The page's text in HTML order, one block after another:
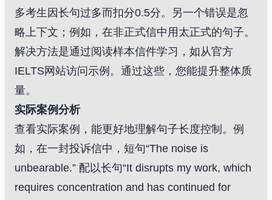
多考生因长句过多而扣分0.5分。另一个错误是忽
略上下文；例如，在非正式信中用太正式的句子。
解决方法是通过阅读样本信件学习，如从官方
IELTS网站访问示例 。通过这些，您能提升整体质
量。
实际案例分析
查看实际案例，能更好地理解句子长度控制。例
如，在一封投诉信中，短句“The noise is
unbearable.” 配以长句“It disrupts my work, which
requires concentration and has continued for